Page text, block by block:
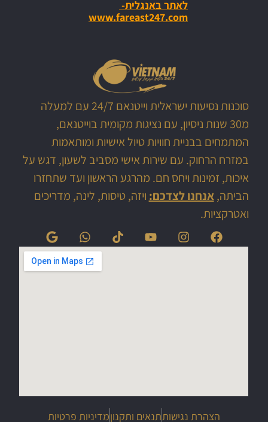
לאתר באנגלית-
www.fareast247.com
סוכנות נסיעות ישראלית וייטנאם 24/7 עם למעלה
מ30 שנות ניסיון, עם נציגות מקומית בוייטנאם,
המתמחים בבניית חוויות טיול אישיות ומותאמות
במזרח הרחוק. עם שירות אישי מסביב לשעון, דגש על
איכות, זמינות ויחס חם. מהרגע הראשון ועד שתחזרו
הביתה,אנחנו לצדכם: ויזה, טיסות, לינה, מדריכים
ואטרקציות.
הצהרת נגישותתנאים ותקנוןמדיניות פרטיות